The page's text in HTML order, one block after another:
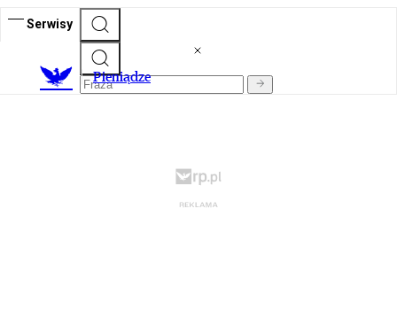
Serwisy
Pieniądze